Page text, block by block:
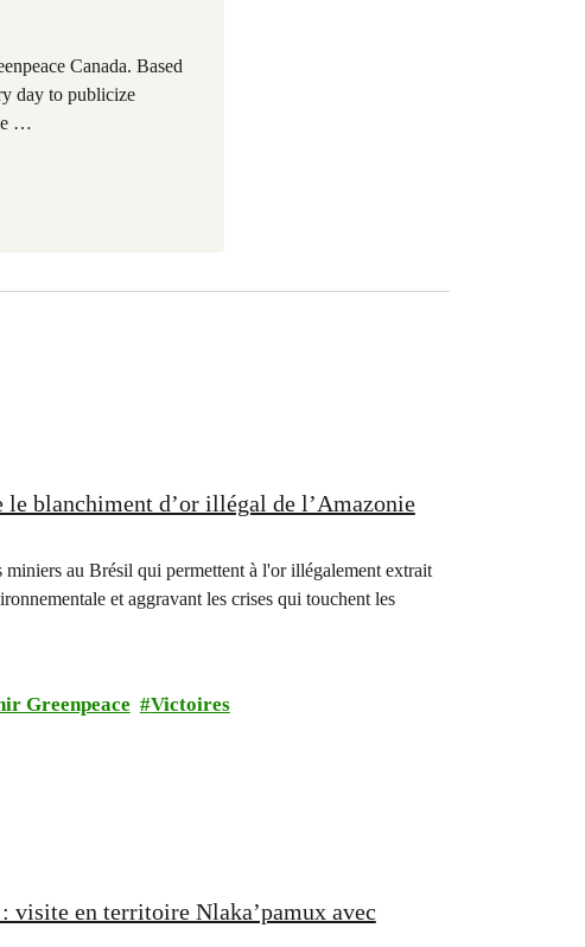
Canada. Based
day to publicize
…
blanchiment d’or illégal de l’Amazonie
au Brésil qui permettent à l'or illégalement extrait
et aggravant les crises qui touchent les
Greenpeace Victoires
visite en territoire Nlaka’pamux avec